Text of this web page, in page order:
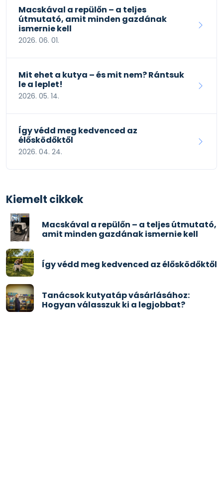
Macskával a repülőn – a teljes
útmutató, amit minden gazdának
ismernie kell
2026. 06. 01.
Mit ehet a kutya – és mit nem? Rántsuk
le a leplet!
2026. 05. 14.
Így védd meg kedvenced az
élősködőktől
2026. 04. 24.
Kiemelt cikkek
Macskával a repülőn – a teljes útmutató,
amit minden gazdának ismernie kell
Így védd meg kedvenced az élősködőktől
Tanácsok kutyatáp vásárlásához:
Hogyan válasszuk ki a legjobbat?